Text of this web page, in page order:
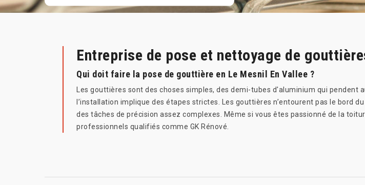
Entreprise de pose et nettoyage de
Qui doit faire la pose de gouttière en Le Mesnil En Vallee ?
Les gouttières sont des choses simples, des demi-tubes d'aluminium qui pendent
l’installation implique des étapes strictes. Les gouttières n’entourent pas le bord
des tâches de précision assez complexes. Même si vous êtes passionné de la
professionnels qualifiés comme GK Rénové.